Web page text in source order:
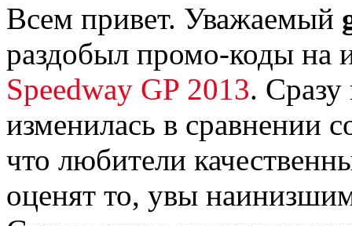
Всем привет. Уважаемый
раздобыл промо-коды на
Speedway GP 2013. Сразу
изменилась в сравнении
что любители
оценят то, увы